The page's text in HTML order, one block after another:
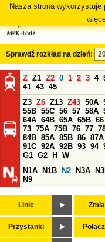
Nasza strona
Sprawdź rozkład na dzień:
Z Z1 Z2 0 1 2 3 4
41 43 45
Z3 Z6 Z13 Z43 50A
55B 55C 56 57 58A
64A 64B 65A 65B 66
73 75A 75B 76 77
84B 85A 85B 86 87A
91C 92A 92B 93 94
G1 G2 H
W
N1A
N1B N2 N3A
N9
Linie
Przystanki